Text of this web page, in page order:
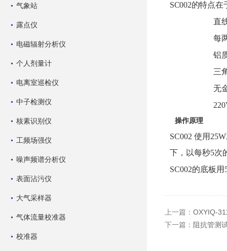
气象站
露点仪
电磁辐射分析仪
个人剂量计
电离室巡检仪
中子检测仪
核素识别仪
工频场强仪
噪声频谱分析仪
表面沾污仪
大气采样器
气体流量校准器
校准器
SC002的特点在
直
每
铝
三
无
操作原理
SC002 使用 25W
下，以每秒5次
SC002的底板用
上一篇： OXYIQ-
下一篇： 阻抗管测